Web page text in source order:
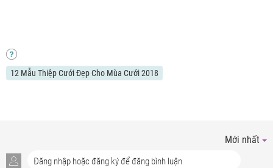
12 Mẫu Thiệp Cưới Đẹp Cho Mùa Cưới 2018
Mới nhất